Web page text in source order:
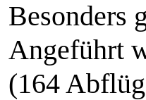
Besonders
Angeführt
(164